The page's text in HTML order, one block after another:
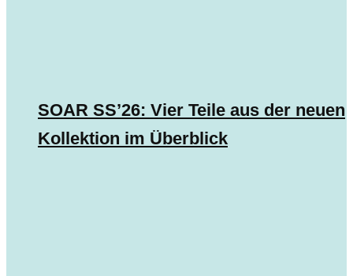
SOAR SS’26: Vier Teile aus der neuen
Kollektion im Überblick